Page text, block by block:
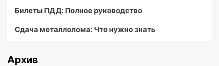
Билеты ПДД: Полное руководство
Сдача металлолома: Что нужно знать
Архив